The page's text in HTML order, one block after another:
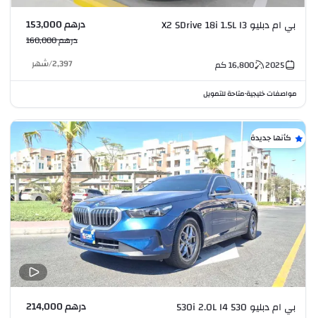
بي ام دبليو X2 SDrive 18i 1.5L I3 درهم 153,000
درهم 160,000
2025
16,800كم 2,397
/شهر
مواصفات خليجية•متاحة للتمويل
كأنها جديدة
بي ام دبليو 530 530i 2.0L I4 درهم 214,000